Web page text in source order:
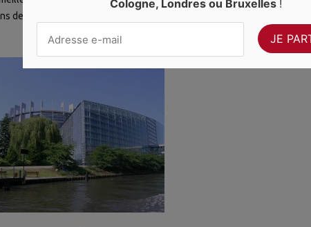
de la république, l’Opéra national, la Bibliothèque Nationale, le Théâtre
Cologne, Londres ou Bruxelles !